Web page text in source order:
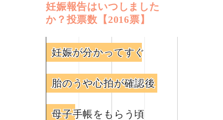
妊娠報告はいつしました
か？投票数【2016票】
妊娠が分かってすぐ
妊娠が分かってすぐ
胎のうや心拍が確認後
胎のうや心拍が確認後
母子手帳をもらう頃
母子手帳をもらう頃